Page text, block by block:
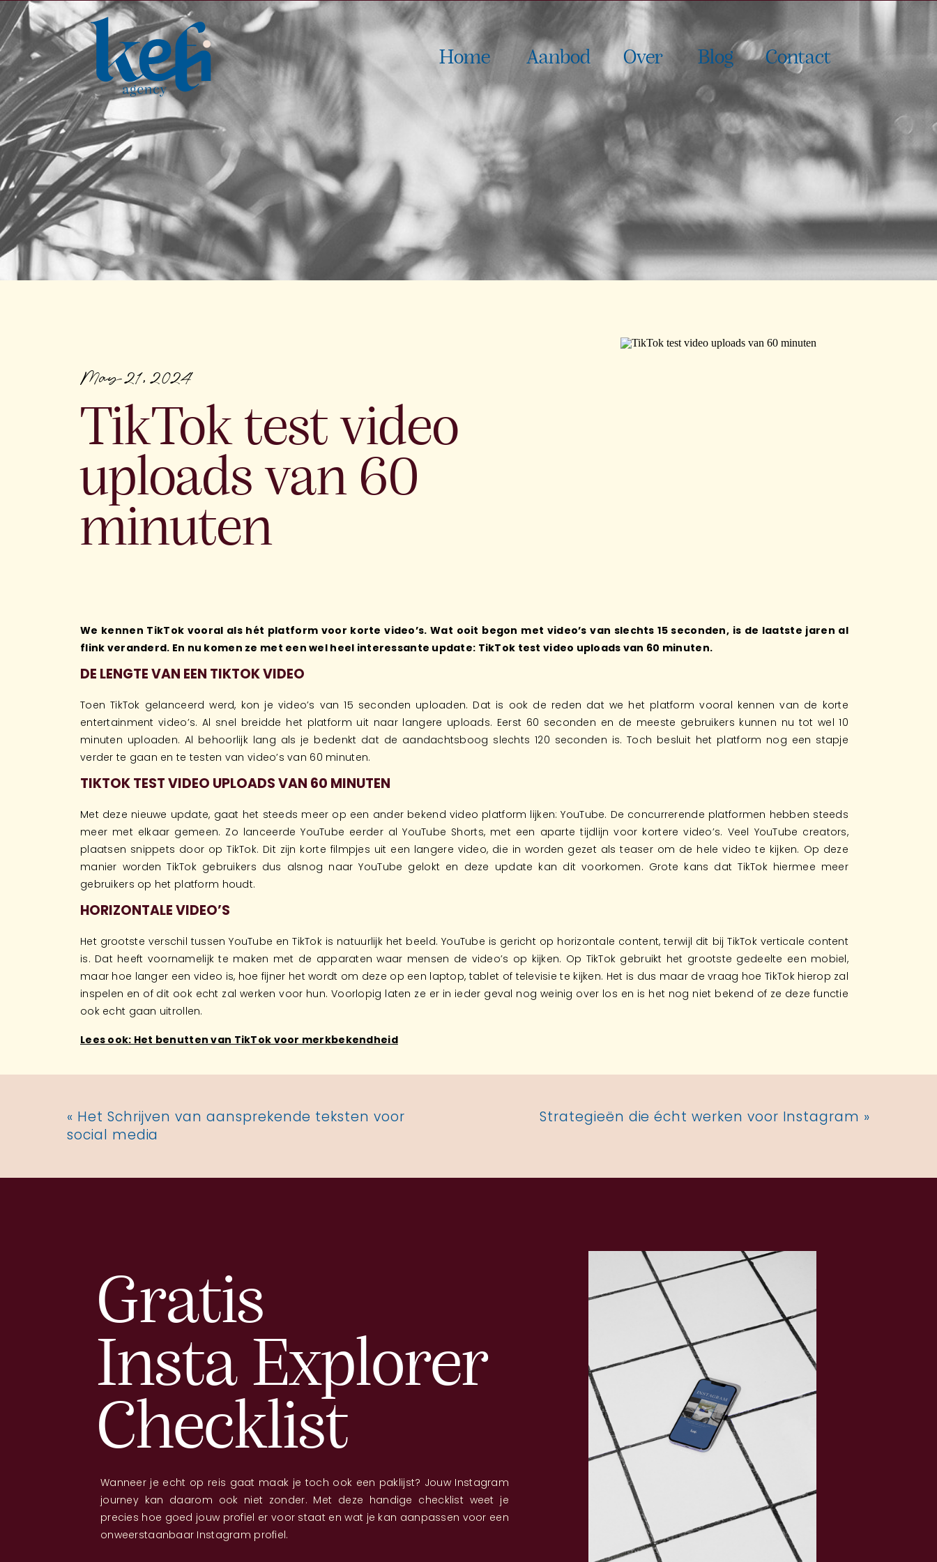
Home Aanbod Blog
Over Contact
TikTok test video
uploads van 60
minuten
May 21, 2024
We kennen TikTok vooral als hét platform voor korte video’s. Wat ooit begon met video’s van slechts 15 seconden, is de laatste jaren al
flink veranderd. En nu komen ze met een wel heel interessante update: TikTok test video uploads van 60 minuten.
DE LENGTE VAN EEN TIKTOK VIDEO
Toen TikTok gelanceerd werd, kon je video’s van 15 seconden uploaden. Dat is ook de reden dat we het platform vooral kennen van de korte
entertainment video’s. Al snel breidde het platform uit naar langere uploads. Eerst 60 seconden en de meeste gebruikers kunnen nu tot wel 10
minuten uploaden. Al behoorlijk lang als je bedenkt dat de aandachtsboog slechts 120 seconden is. Toch besluit het platform nog een stapje
verder te gaan en te testen van video’s van 60 minuten.
TIKTOK TEST VIDEO UPLOADS VAN 60 MINUTEN
Met deze nieuwe update, gaat het steeds meer op een ander bekend video platform lijken: YouTube. De concurrerende platformen hebben steeds
meer met elkaar gemeen. Zo lanceerde YouTube eerder al YouTube Shorts, met een aparte tijdlijn voor kortere video’s. Veel YouTube creators,
plaatsen snippets door op TikTok. Dit zijn korte filmpjes uit een langere video, die in worden gezet als teaser om de hele video te kijken. Op deze
manier worden TikTok gebruikers dus alsnog naar YouTube gelokt en deze update kan dit voorkomen. Grote kans dat TikTok hiermee meer
gebruikers op het platform houdt.
HORIZONTALE VIDEO’S
Het grootste verschil tussen YouTube en TikTok is natuurlijk het beeld. YouTube is gericht op horizontale content, terwijl dit bij TikTok verticale content
is. Dat heeft voornamelijk te maken met de apparaten waar mensen de video’s op kijken. Op TikTok gebruikt het grootste gedeelte een mobiel,
maar hoe langer een video is, hoe fijner het wordt om deze op een laptop, tablet of televisie te kijken. Het is dus maar de vraag hoe TikTok hierop zal
inspelen en of dit ook echt zal werken voor hun. Voorlopig laten ze er in ieder geval nog weinig over los en is het nog niet bekend of ze deze functie
ook echt gaan uitrollen.
Lees ook: Het benutten van TikTok voor merkbekendheid
« Het Schrijven van aansprekende teksten voor
social media
Strategieën die écht werken voor Instagram »
Wanneer je echt op reis gaat maak je toch ook een paklijst? Jouw Instagram
journey kan daarom ook niet zonder. Met deze handige checklist weet je
precies hoe goed jouw profiel er voor staat en wat je kan aanpassen voor een
onweerstaanbaar Instagram profiel.
Gratis
Insta Explorer
Checklist